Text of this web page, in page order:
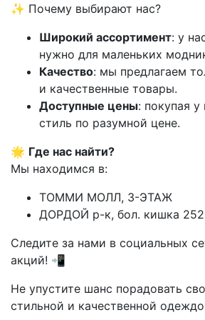
✨ Почему выбирают нас?
Широкий ассортимент: у
нужно для маленьких
Качество: мы предлагаем
и качественные товары.
Доступные цены: покупая у
стиль по разумной цене.
🌟 Где нас найти?
Мы находимся в:
ТОММИ МОЛЛ, 3-ЭТАЖ
ДОРДОЙ р-к, бол. кишка
Следите за нами в социальных
акций! 📲
Не упустите шанс порадовать
стильной и качественной